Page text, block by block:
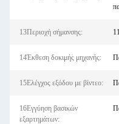
13Περιοχή σήμανσης:
14Έκθεση δοκιμής μηχανής:
15Ελέγχος εξόδου με βίντεο:
16Εγγύηση βασικών
εξαρτημάτων: